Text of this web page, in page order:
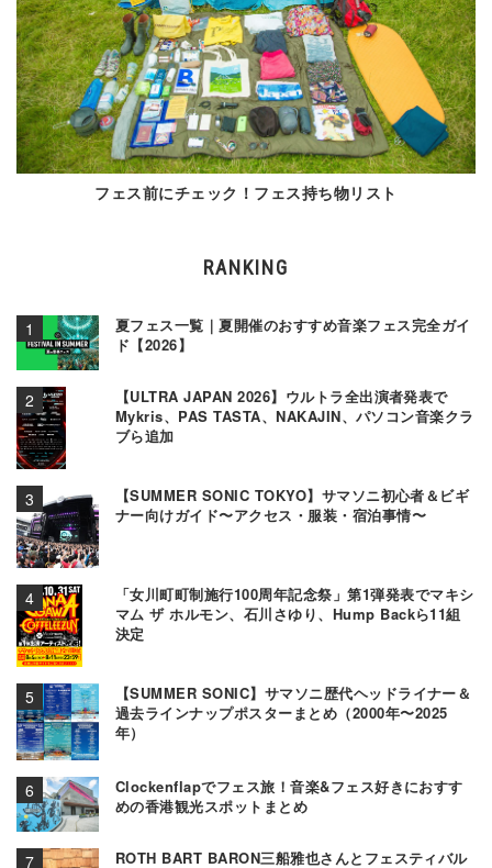
フェス前にチェック！フェス持ち物リスト
RANKING
夏フェス一覧｜夏開催のおすすめ音楽フェス完全ガイ
ド【2026】
【ULTRA JAPAN 2026】ウルトラ全出演者発表で
Mykris、PAS TASTA、NAKAJIN、パソコン音楽クラ
ブら追加
【SUMMER SONIC TOKYO】サマソニ初心者＆ビギ
ナー向けガイド〜アクセス・服装・宿泊事情〜
「女川町町制施行100周年記念祭」第1弾発表でマキシ
マム ザ ホルモン、石川さゆり、Hump Backら11組
決定
【SUMMER SONIC】サマソニ歴代ヘッドライナー＆
過去ラインナップポスターまとめ（2000年〜2025
年）
Clockenflapでフェス旅！音楽&フェス好きにおすす
めの香港観光スポットまとめ
ROTH BART BARON三船雅也さんとフェスティバル